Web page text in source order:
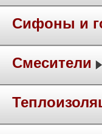
Сифоны и
Смесители